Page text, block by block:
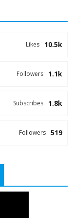
10.5k
Likes
1.1k
Followers
1.8k
Subscribes
519
Followers